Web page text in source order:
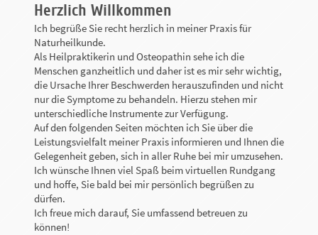
Herzlich Willkommen
Ich begrüße Sie recht herzlich in meiner Praxis für
Naturheilkunde.
Als Heilpraktikerin und Osteopathin sehe ich die
Menschen ganzheitlich und daher ist es mir sehr wichtig,
die Ursache Ihrer Beschwerden herauszufinden und nicht
nur die Symptome zu behandeln. Hierzu stehen mir
unterschiedliche Instrumente zur Verfügung.
Auf den folgenden Seiten möchten ich Sie über die
Leistungsvielfalt meiner Praxis informieren und Ihnen die
Gelegenheit geben, sich in aller Ruhe bei mir umzusehen.
Ich wünsche Ihnen viel Spaß beim virtuellen Rundgang
und hoffe, Sie bald bei mir persönlich begrüßen zu
dürfen.
Ich freue mich darauf, Sie umfassend betreuen zu
können!